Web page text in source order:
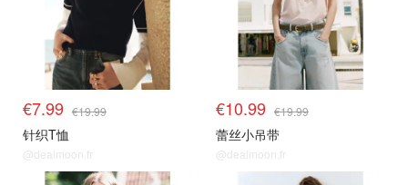
€7.99 €19.99
针织T恤
@dealmoon.fr
€10.99 €19.99
蕾丝小吊带
@dealmoon.fr